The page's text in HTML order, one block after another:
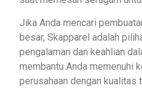
Jika Anda mencari
besar, Skapparel adalah
pengalaman dan keahlian
membantu Anda memenuhi
perusahaan dengan kualitas